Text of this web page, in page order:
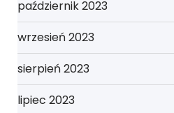
październik 2023
wrzesień 2023
sierpień 2023
lipiec 2023